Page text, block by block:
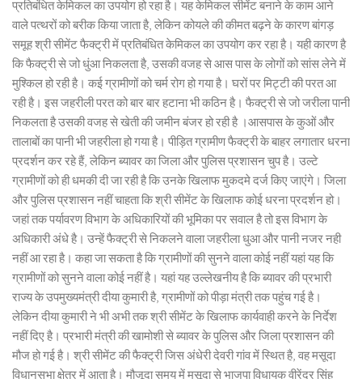
प्रतिबंधित केमिकल का उपयोग हो रहा है। यह केमिकल सीमेंट बनाने के काम आने
वाले पत्थरों को बरीक किया जाता है, लेकिन कोयले की कीमत बढ़ने के कारण बांगड़
समूह श्री सीमेंट फैक्ट्री में प्रतिबंधित केमिकल का उपयोग कर रहा है। यही कारण है
कि फैक्ट्री से जो धुंआ निकलता है, उसकी वजह से आस पास के लोगों को सांस लेने में
मुश्किल हो रही है। कई ग्रामीणों को चर्म रोग हो गया है। घरों पर मिट्टी की परत आ
रही है। इस जहरीली परत को बार बार हटाना भी कठिन है। फैक्ट्री से जो जरीला पानी
निकलता है उसकी वजह से खेती की जमीन बंजर हो रही है ।आसपास के कुओं और
तालाबों का पानी भी जहरीला हो गया है। पीड़ित ग्रामीण फैक्ट्री के बाहर लगातार धरना
प्रदर्शन कर रहे हैं, लेकिन ब्यावर का जिला और पुलिस प्रशासन चुप है। उल्टे
ग्रामीणों को ही धमकी दी जा रही है कि उनके खिलाफ मुकदमे दर्ज किए जाएंगे। जिला
और पुलिस प्रशासन नहीं चाहता कि श्री सीमेंट के खिलाफ कोई धरना प्रदर्शन हो।
जहां तक पर्यावरण विभाग के अधिकारियों की भूमिका पर सवाल है तो इस विभाग के
अधिकारी अंधे है। उन्हें फैक्ट्री से निकलने वाला जहरीला धुआ और पानी नजर नही
नहीं आ रहा है। कहा जा सकता है कि ग्रामीणों की सुनने वाला कोई नहीं यहां यह कि
ग्रामीणों को सुनने वाला कोई नहीं है। यहां यह उल्लेखनीय है कि ब्यावर की प्रभारी
राज्य के उपमुख्यमंत्री दीया कुमारी है, ग्रामीणों को पीड़ा मंत्री तक पहुंच गई है।
लेकिन दीया कुमारी ने भी अभी तक श्री सीमेंट के खिलाफ कार्यवाही करने के निर्देश
नहीं दिए है। प्रभारी मंत्री की खामोशी से ब्यावर के पुलिस और जिला प्रशासन की
मौज हो गई है। श्री सीमेंट की फैक्ट्री जिस अंधेरी देवरी गांव में स्थित है, वह मसूदा
विधानसभा क्षेत्र में आता है। मौजूदा समय में मसूदा से भाजपा विधायक वीरेंद्र सिंह